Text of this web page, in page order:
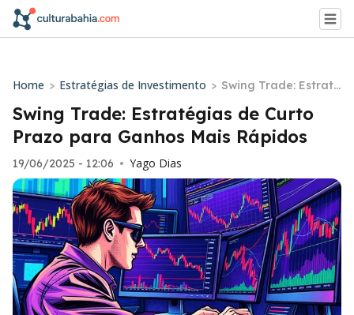
Home > Estratégias de Investimento > Swing Trade: Estraté
gias de Curto Prazo
para Ganhos Mais R
ápidos
Swing Trade: Estratégias de Curto
Prazo para Ganhos Mais Rápidos
19/06/2025 - 12:06 • Yago Dias